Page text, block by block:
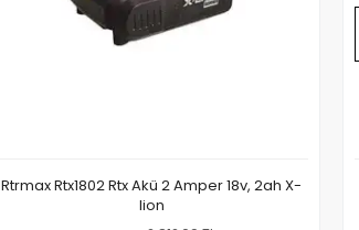
Rtrmax Rtx1802 Rtx Akü 2 Amper 18v, 2ah X-
lion